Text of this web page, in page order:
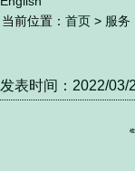
当前位置： 首页> 服务
发表时间：2022/